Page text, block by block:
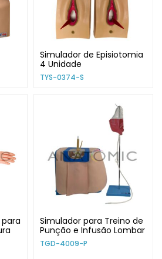
Simulador de Episiotomia
4 Unidade
TYS-0374-S
Simulador para Treino de
Punção e Infusão Lombar
TGD-4009-P